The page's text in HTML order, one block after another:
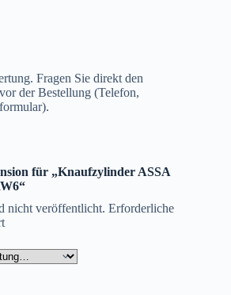
Fragen Sie direkt den
der Bestellung (Telefon,
für „Knaufzylinder ASSA
nicht veröffentlicht. Erforderliche